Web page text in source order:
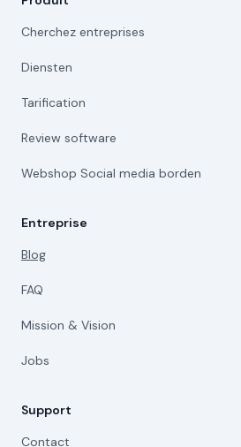
Cherchez entreprises
Diensten
Tarification
Review software
Webshop Social media borden
Entreprise
Blog
FAQ
Mission & Vision
Jobs
Support
Contact